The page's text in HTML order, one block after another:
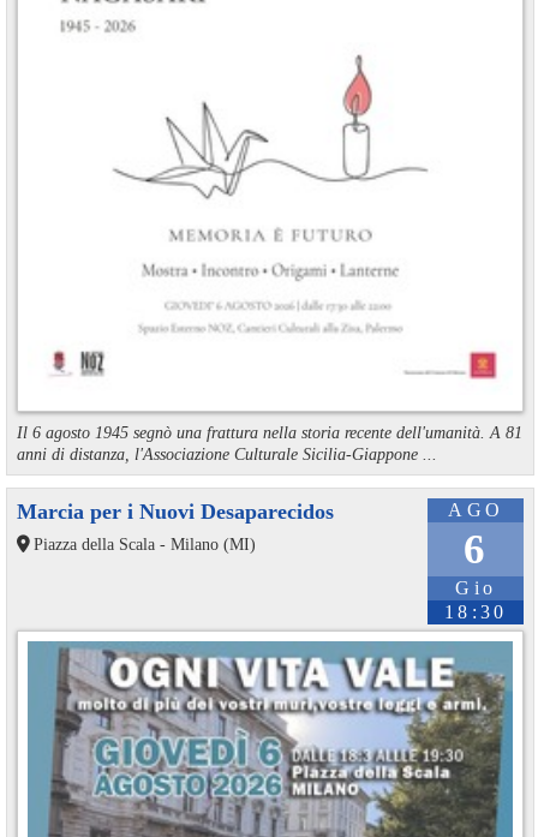
Il 6 agosto 1945 segnò una frattura nella storia recente dell'umanità. A 81
anni di distanza, l'Associazione Culturale Sicilia-Giappone ...
AGO
6
Gio
18:30
Marcia per i Nuovi Desaparecidos
Piazza della Scala - Milano (MI)